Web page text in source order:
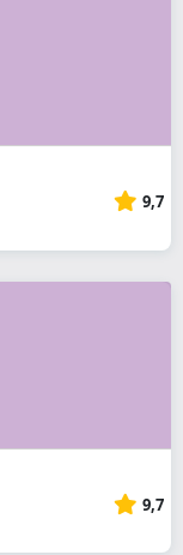
9,7
9,7